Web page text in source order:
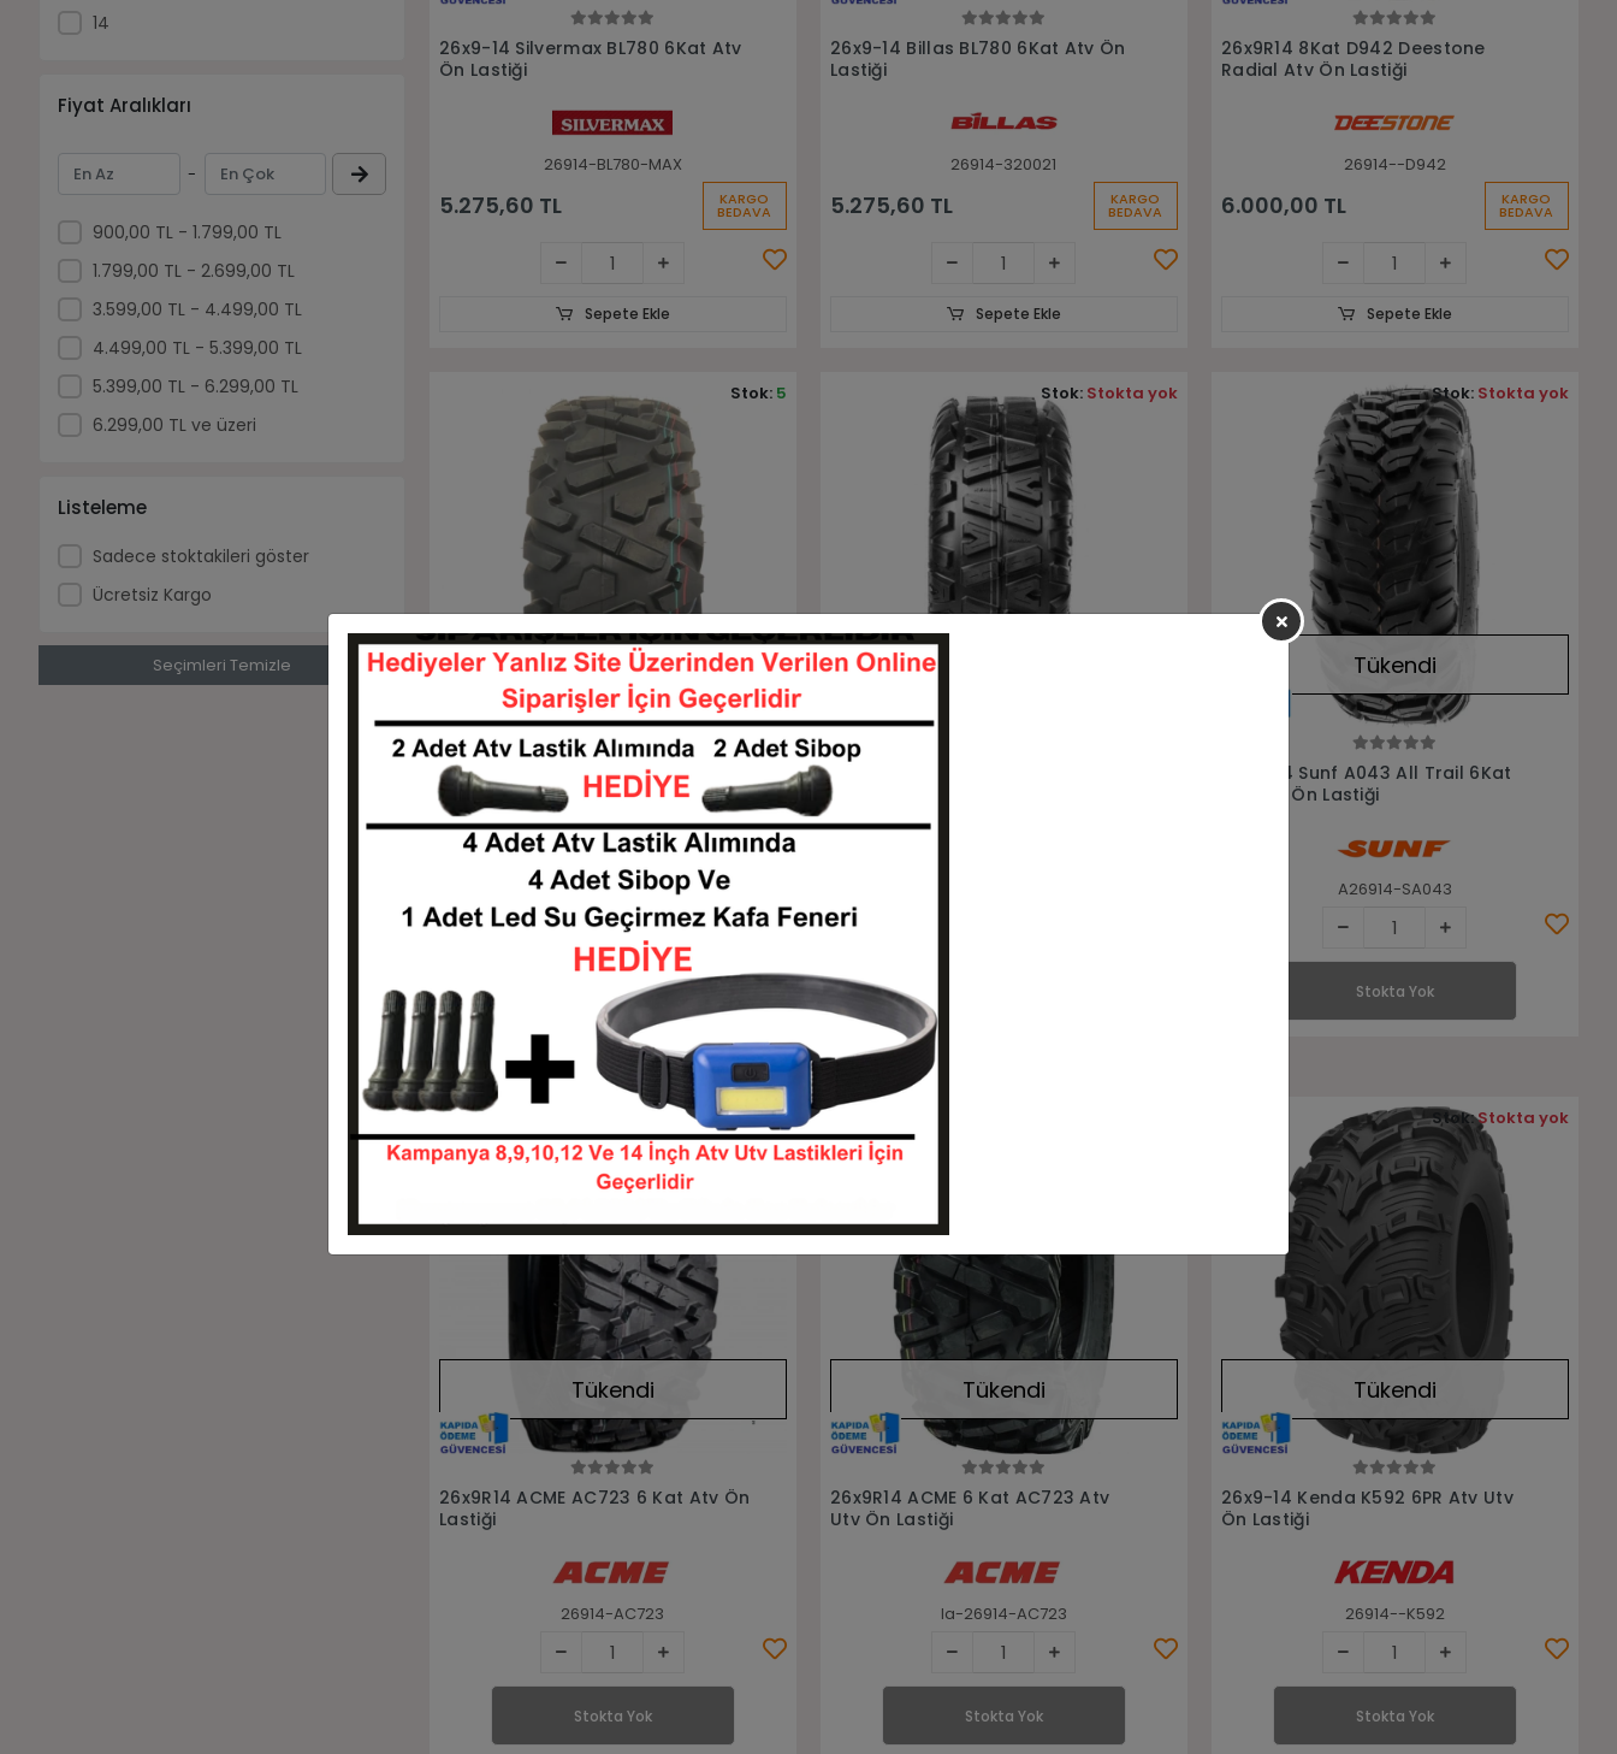
14
Fiyat Aralıkları
-
900,00 TL - 1.799,00 TL
1.799,00 TL - 2.699,00 TL
3.599,00 TL - 4.499,00 TL
4.499,00 TL - 5.399,00 TL
5.399,00 TL - 6.299,00 TL
6.299,00 TL ve üzeri
Listeleme
Sadece stoktakileri göster
Ücretsiz Kargo
Seçimleri Temizle
26x9-14 Silvermax BL780 6Kat Atv
Ön Lastiği
26914-BL780-MAX
5.275,60 TL KARGO
BEDAVA
Sepete Ekle
26x9-14 Billas BL780 6Kat Atv Ön
Lastiği
26914-320021
5.275,60 TL KARGO
BEDAVA
Sepete Ekle
26x9R14 8Kat D942 Deestone
Radial Atv Ön Lastiği
26914--D942
6.000,00 TL KARGO
BEDAVA
Sepete Ekle
Sepete Ekle
26x9-14 6Kat Un 723 Unilli Radial
Atv Ön Lastiği
26914--UN723
6.860,00 TL KARGO
Stok: 5
Sepete Ekle
26x9-14 Kenda K585 8Kat Atv Utv
Ön Lastiği
Stok: Stokta yok
Stokta Yok
Tükendi
26x9R14 Sunf A043 All Trail 6Kat
Atv Utv Ön Lastiği
A26914-SA043
Stok: Stokta yok
Stokta Yok
Stokta Yok
Tükendi
26x9R14 ACME AC723 6 Kat Atv Ön
Lastiği
26914-AC723
Stok:Stokta yok
Stokta Yok
Stokta Yok
Tükendi
26x9R14 ACME 6 Kat AC723 Atv
Utv Ön Lastiği
la-26914-AC723
Stokta Yok
Stokta Yok
Tükendi
26x9-14 Kenda K592 6PR Atv Utv
Ön Lastiği
26914--K592
Stok:Stokta yok
Stokta Yok